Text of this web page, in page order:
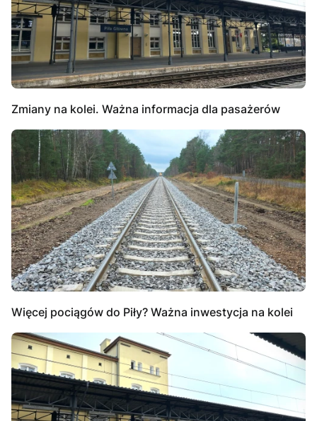
Zmiany na kolei. Ważna informacja dla pasażerów
Więcej pociągów do Piły? Ważna inwestycja na kolei